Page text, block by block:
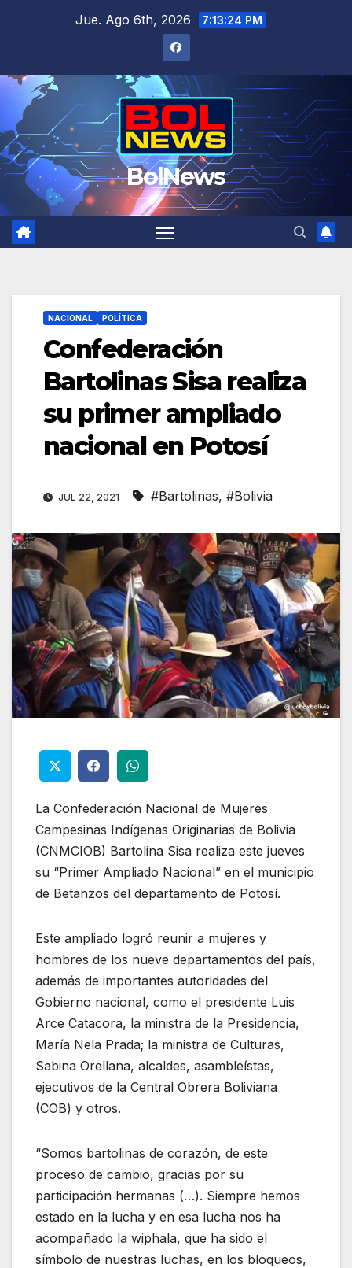
Jue. Ago 6th, 2026 7:13:24 PM
BolNews
NACIONAL POLÍTICA
Confederación
Bartolinas Sisa realiza
su primer ampliado
nacional en Potosí
JUL 22, 2021 #Bartolinas, #Bolivia
La Confederación Nacional de Mujeres
Campesinas Indígenas Originarias de Bolivia
(CNMCIOB) Bartolina Sisa realiza este jueves
su “Primer Ampliado Nacional” en el municipio
de Betanzos del departamento de Potosí.
Este ampliado logró reunir a mujeres y
hombres de los nueve departamentos del país,
además de importantes autoridades del
Gobierno nacional, como el presidente Luis
Arce Catacora, la ministra de la Presidencia,
María Nela Prada; la ministra de Culturas,
Sabina Orellana, alcaldes, asambleístas,
ejecutivos de la Central Obrera Boliviana
(COB) y otros.
“Somos bartolinas de corazón, de este
proceso de cambio, gracias por su
participación hermanas (…). Siempre hemos
estado en la lucha y en esa lucha nos ha
acompañado la wiphala, que ha sido el
símbolo de nuestras luchas, en los bloqueos,